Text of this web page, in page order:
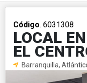
Código. 6031308
LOCAL
EL
Barranquilla,